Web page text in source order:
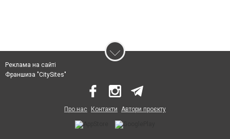
Реклама на сайті
Франшиза "CitySites"
Про нас Контакти Автори проєкту